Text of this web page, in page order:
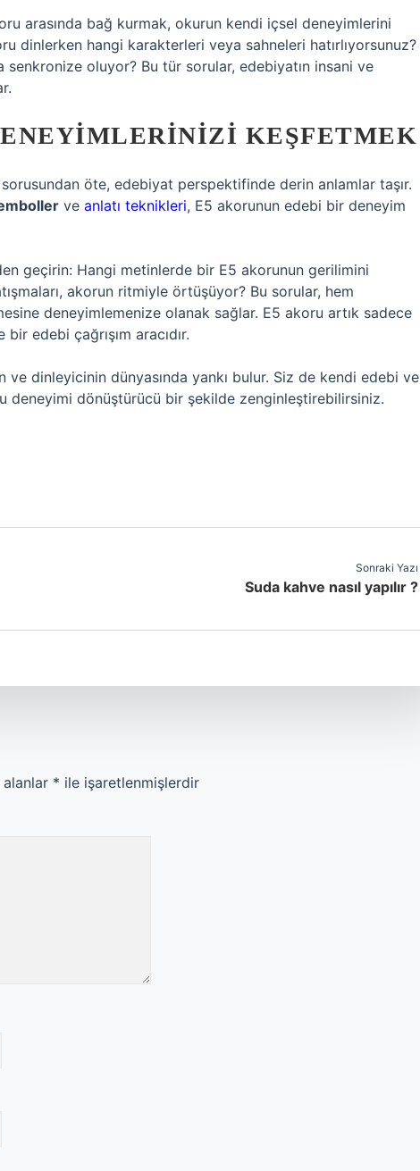
arasında bağ kurmak, okurun kendi içsel deneyimlerini
dinlerken hangi karakterleri veya sahneleri hatırlıyorsunuz?
oluyor? Bu tür sorular, edebiyatın insani ve
KEŞFETMEK
öte, edebiyat perspektifinde derin anlamlar taşır.
ve anlatı teknikleri, E5 akorunun edebi bir deneyim
geçirin: Hangi metinlerde bir E5 akorunun gerilimini
akorun ritmiyle örtüşüyor? Bu sorular, hem
deneyimlemenize olanak sağlar. E5 akoru artık sadece
edebi çağrışım aracıdır.
ve dinleyicinin dünyasında yankı bulur. Siz de kendi edebi ve
deneyimi dönüştürücü bir şekilde zenginleştirebilirsiniz.
Sonraki Yazı
Suda kahve nasıl yapılır ?
* ile işaretlenmişlerdir